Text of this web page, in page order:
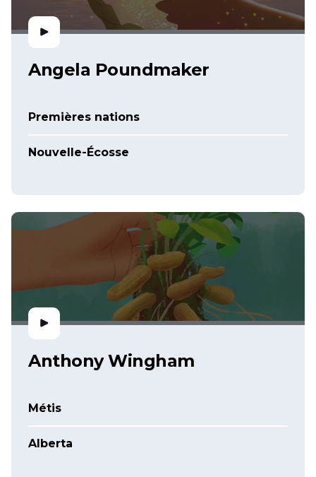
Angela Poundmaker
Premières nations
Nouvelle-Écosse
Anthony Wingham
Métis
Alberta